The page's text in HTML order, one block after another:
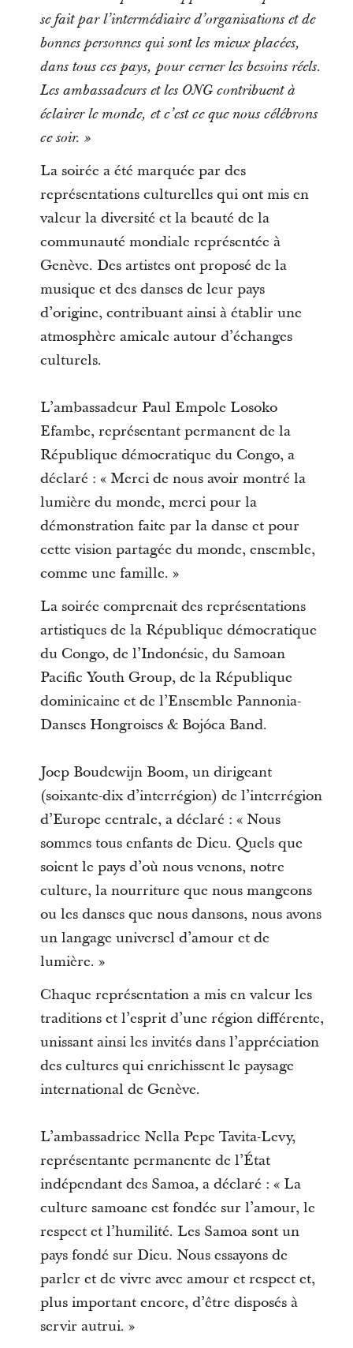
se fait par l’intermédiaire d’organisations et de
bonnes personnes qui sont les mieux placées,
dans tous ces pays, pour cerner les besoins réels.
Les ambassadeurs et les ONG contribuent à
éclairer le monde, et c’est ce que nous célébrons
ce soir. »
La soirée a été marquée par des
représentations culturelles qui ont mis en
valeur la diversité et la beauté de la
communauté mondiale représentée à
Genève. Des artistes ont proposé de la
musique et des danses de leur pays
d’origine, contribuant ainsi à établir une
atmosphère amicale autour d’échanges
culturels.
L’ambassadeur Paul Empole Losoko
Efambe, représentant permanent de la
République démocratique du Congo, a
déclaré : « Merci de nous avoir montré la
lumière du monde, merci pour la
démonstration faite par la danse et pour
cette vision partagée du monde, ensemble,
comme une famille. »
La soirée comprenait des représentations
artistiques de la République démocratique
du Congo, de l’Indonésie, du Samoan
Pacific Youth Group, de la République
dominicaine et de l’Ensemble Pannonia-
Danses Hongroises & Bojóca Band.
Joep Boudewijn Boom, un dirigeant
(soixante-dix d’interrégion) de l’interrégion
d’Europe centrale, a déclaré : « Nous
sommes tous enfants de Dieu. Quels que
soient le pays d’où nous venons, notre
culture, la nourriture que nous mangeons
ou les danses que nous dansons, nous avons
un langage universel d’amour et de
lumière. »
Chaque représentation a mis en valeur les
traditions et l’esprit d’une région différente,
unissant ainsi les invités dans l’appréciation
des cultures qui enrichissent le paysage
international de Genève.
L’ambassadrice Nella Pepe Tavita-Levy,
représentante permanente de l’État
indépendant des Samoa, a déclaré : « La
culture samoane est fondée sur l’amour, le
respect et l’humilité. Les Samoa sont un
pays fondé sur Dieu. Nous essayons de
parler et de vivre avec amour et respect et,
plus important encore, d’être disposés à
servir autrui. »